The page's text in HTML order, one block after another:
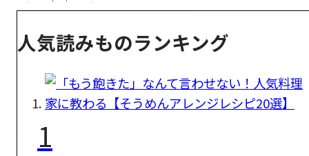
人気読みものランキング
1